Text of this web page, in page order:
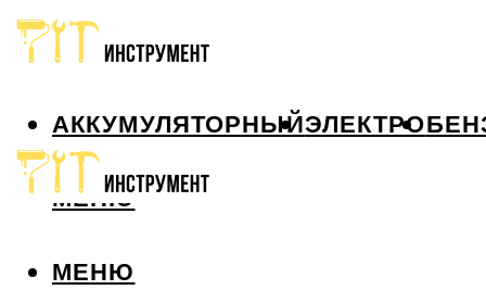
АККУМУЛЯТОРНЫЙЭЛЕКТРО
МЕНЮ
МЕНЮ